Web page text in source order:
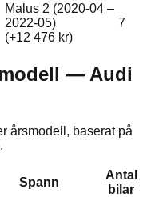
Malus 2 (2020-04 –
2022-05)
(+12 476 kr)
7
— Audi
årsmodell, baserat på
Spann
Antal
bilar